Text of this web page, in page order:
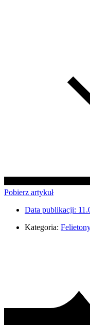
Pobierz artykuł
Data publikacji:
Kategoria: